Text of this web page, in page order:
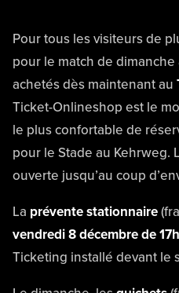
Pour tous les visiteurs de
pour le match de
achetés dès maintenant au
Ticket-Onlineshop est le
le plus confortable de
pour le Stade au Kehrweg.
ouverte jusqu’au coup
La prévente stationnaire
vendredi 8 décembre de
Ticketing installé devant le